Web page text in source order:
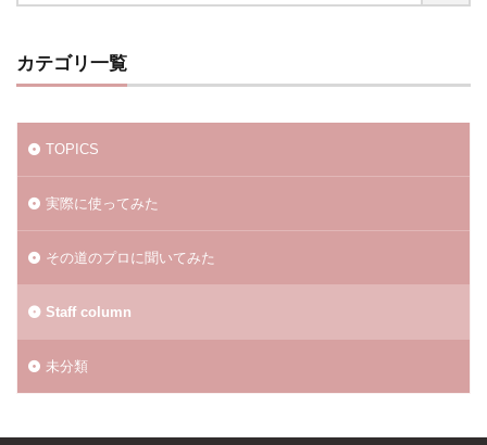
カテゴリ一覧
TOPICS
実際に使ってみた
その道のプロに聞いてみた
Staff column
未分類